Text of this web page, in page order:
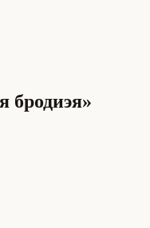
бродиэя»